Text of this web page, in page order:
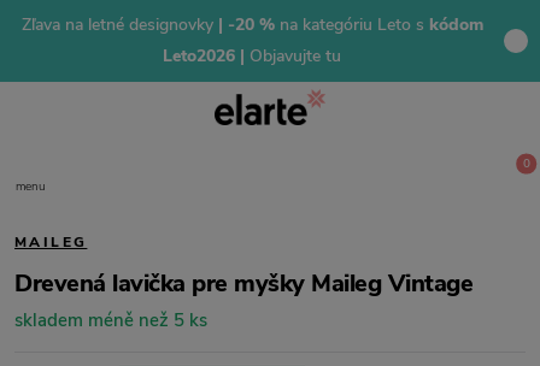
Zľava na letné designovky| -20 % na kategóriu Leto s kódom
Leto2026 | Objavujte tu
menu
0
MAILEG
Drevená lavička pre myšky Maileg Vintage
skladem méně než 5 ks